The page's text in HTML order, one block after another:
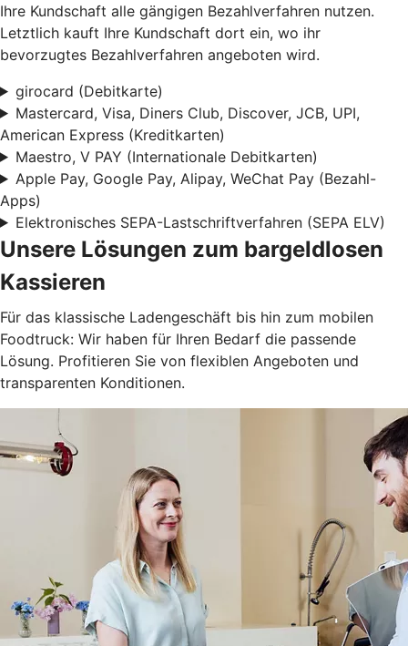
Ihre Kundschaft alle gängigen Bezahlverfahren nutzen.
Letztlich kauft Ihre Kundschaft dort ein, wo ihr
bevorzugtes Bezahlverfahren angeboten wird.
girocard (Debitkarte)
Mastercard, Visa, Diners Club, Discover, JCB, UPI,
American Express (Kreditkarten)
Maestro, V PAY (Internationale Debitkarten)
Apple Pay, Google Pay, Alipay, WeChat Pay (Bezahl-
Apps)
Elektronisches SEPA-Lastschriftverfahren (SEPA ELV)
Unsere Lösungen zum bargeldlosen
Kassieren
Für das klassische Ladengeschäft bis hin zum mobilen
Foodtruck: Wir haben für Ihren Bedarf die passende
Lösung. Profitieren Sie von flexiblen Angeboten und
transparenten Konditionen.